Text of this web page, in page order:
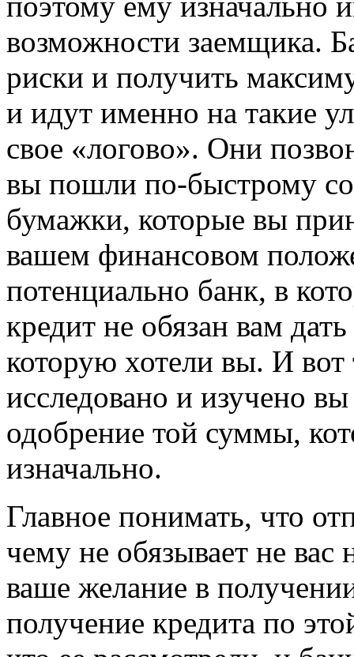
возможности заемщика.
риски и получить
и идут именно на такие
свое «логово». Они
вы пошли по-быстрому
бумажки, которые вы
вашем финансовом
потенциально банк, в
кредит не обязан вам
которую хотели вы. И вот
исследовано и изучено
одобрение той суммы,
изначально.
Главное понимать, что
чему не обязывает не вас
ваше желание в
получение кредита по